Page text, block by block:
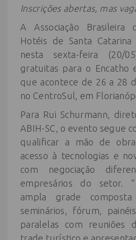
Inscrições abertas, mas
A Associação
Hotéis de Santa Catarina
nesta sexta-feira (20/
gratuitas para o Encatho
que acontece de 26 a 28
no CentroSul, em
Para Rui Schurmann,
ABIH-SC, o evento segue
qualificar a mão de
acesso à tecnologias e
com negociação
empresários do setor.
ampla grade
seminários, fórum,
paralelas com reuniões
trade turístico e